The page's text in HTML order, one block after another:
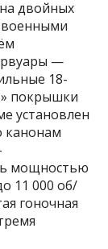
двойных
—
18-
покрышки
установлен
канонам
мощностью
11 000 об/
гоночная